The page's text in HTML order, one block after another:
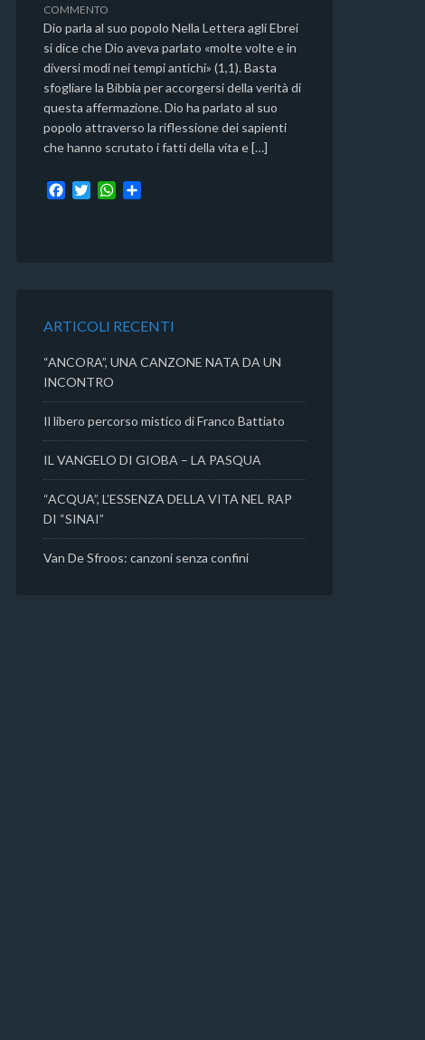
COMMENTO
Dio parla al suo popolo Nella Lettera agli Ebrei
si dice che Dio aveva parlato «molte volte e in
diversi modi nei tempi antichi» (1,1). Basta
sfogliare la Bibbia per accorgersi della verità di
questa affermazione. Dio ha parlato al suo
popolo attraverso la riflessione dei sapienti
che hanno scrutato i fatti della vita e […]
W
i
ARTICOLI RECENTI
“ANCORA”, UNA CANZONE NATA DA UN
INCONTRO
Il libero percorso mistico di Franco Battiato
IL VANGELO DI GIOBA – LA PASQUA
“ACQUA”, L’ESSENZA DELLA VITA NEL RAP
DI “SINAI”
Van De Sfroos: canzoni senza confini